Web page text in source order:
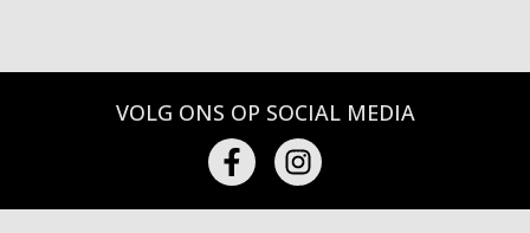
VOLG ONS OP SOCIAL MEDIA